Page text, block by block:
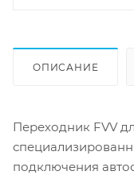
ОПИСАНИЕ
Переходник FVV
подключения